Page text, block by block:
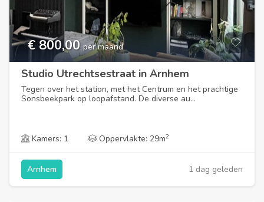
€ 800,00 per maand
Studio Utrechtsestraat in Arnhem
Tegen over het station, met het Centrum en het prachtige
Sonsbeekpark op loopafstand. De diverse au...
Kamers: 1 Oppervlakte: 29m2
1 dag geleden
Arnhem